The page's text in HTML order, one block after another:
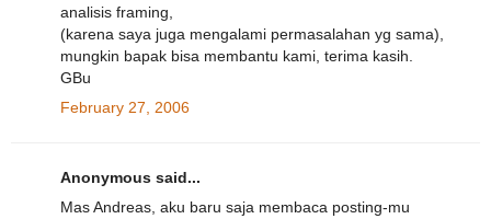
analisis framing,
(karena saya juga mengalami permasalahan yg sama),
mungkin bapak bisa membantu kami, terima kasih.
GBu
February 27, 2006
Anonymous said...
Mas Andreas, aku baru saja membaca posting-mu